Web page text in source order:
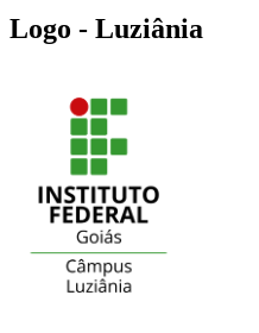
Logo - Luziânia